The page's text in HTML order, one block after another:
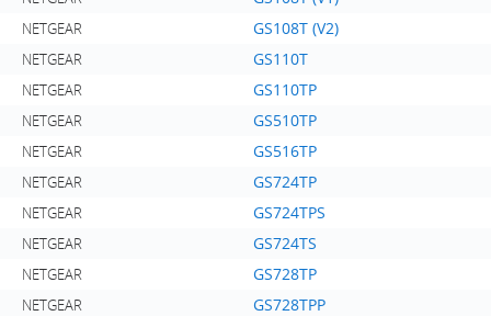
NETGEAR GS108T (V2)
NETGEAR GS110T
NETGEAR GS110TP
NETGEAR GS510TP
NETGEAR GS516TP
NETGEAR GS724TP
NETGEAR GS724TPS
NETGEAR GS724TS
NETGEAR GS728TP
NETGEAR GS728TPP